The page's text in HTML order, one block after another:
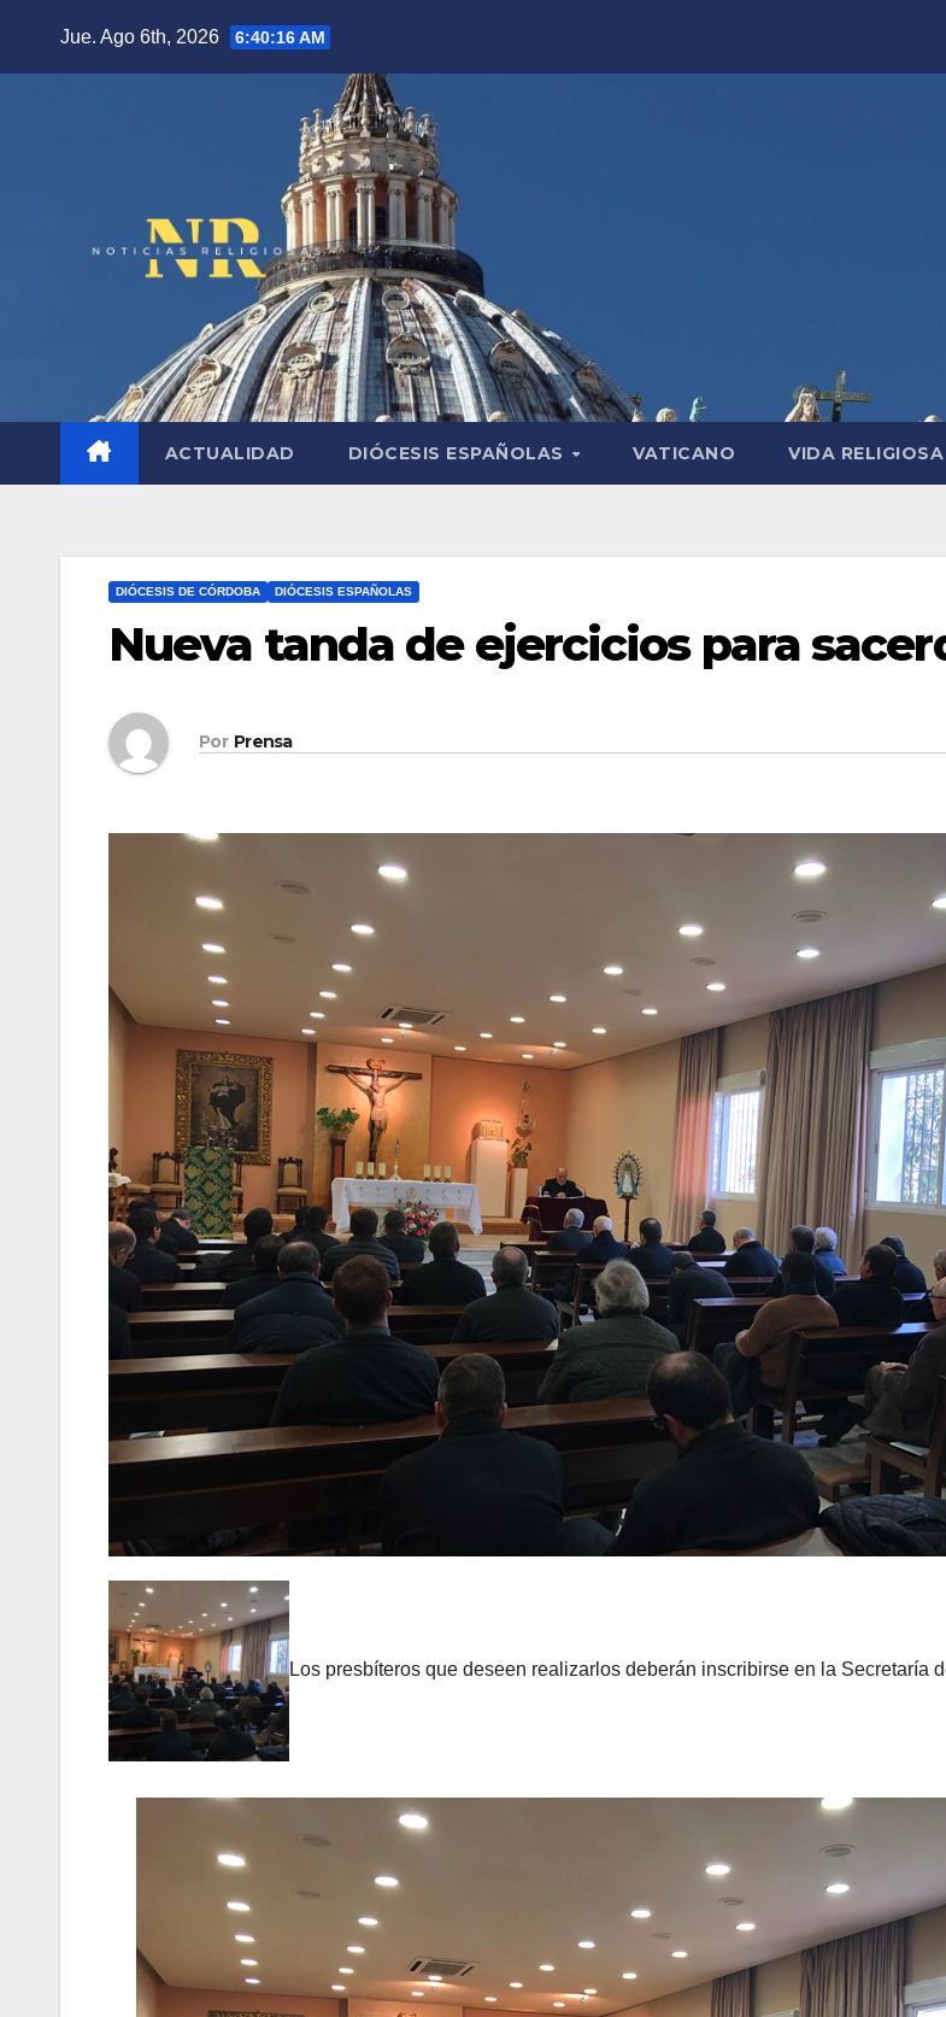
Jue. Ago 6th, 2026 6:40:18 AM
ACTUALIDAD DIÓCESIS ESPAÑOLAS VATICANO VIDA RELIGIOSA
DIÓCESIS DE CÓRDOBA DIÓCESIS ESPAÑOLAS
Nueva tanda de ejercicios para
Por Prensa
Los presbíteros que deseen realizarlos deberán inscribirse en la Secretaría